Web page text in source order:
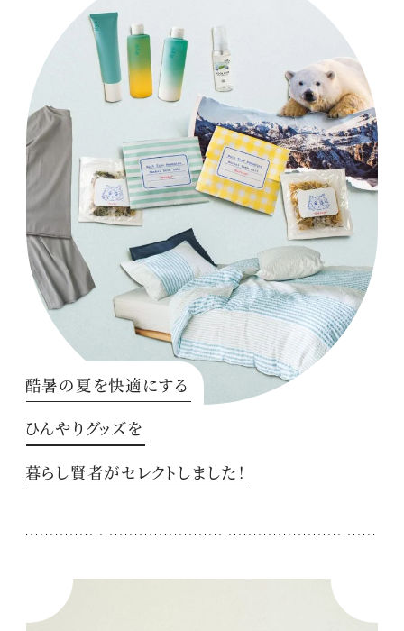
酷暑の夏を快適にする
ひんやりグッズを
暮らし賢者がセレクトしました！